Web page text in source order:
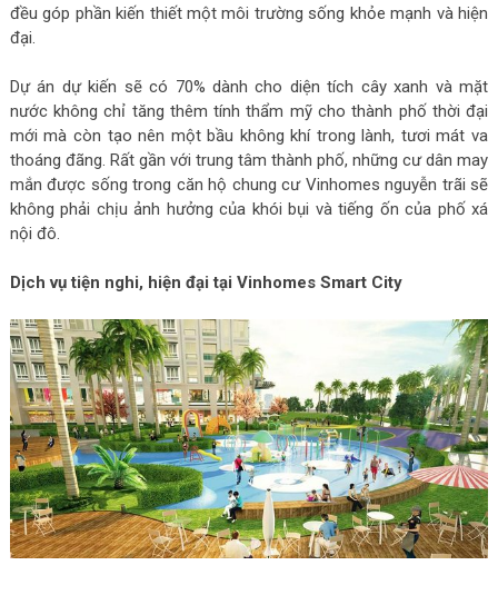
đều góp phần kiến thiết một môi trường sống khỏe mạnh và hiện
đại.
Dự án dự kiến sẽ có 70% dành cho diện tích cây xanh và mặt
nước không chỉ tăng thêm tính thẩm mỹ cho thành phố thời đại
mới mà còn tạo nên một bầu không khí trong lành, tươi mát va
thoáng đãng. Rất gần với trung tâm thành phố, những cư dân may
mắn được sống trong căn hộ chung cư Vinhomes nguyễn trãi sẽ
không phải chịu ảnh hưởng của khói bụi và tiếng ốn của phố xá
nội đô.
Dịch vụ tiện nghi, hiện đại tại Vinhomes Smart City